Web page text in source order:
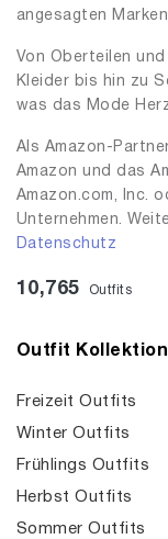
angesagten
Von Oberteilen
Kleider bis hin zu
was das Mode
Als Amazon-
Amazon und das
Amazon.com, Inc.
Unternehmen.
Datenschutz
10,765 Outfits
Outfit Kollektion
Freizeit Outfits
Winter Outfits
Frühlings Outfits
Herbst Outfits
Sommer Outfits